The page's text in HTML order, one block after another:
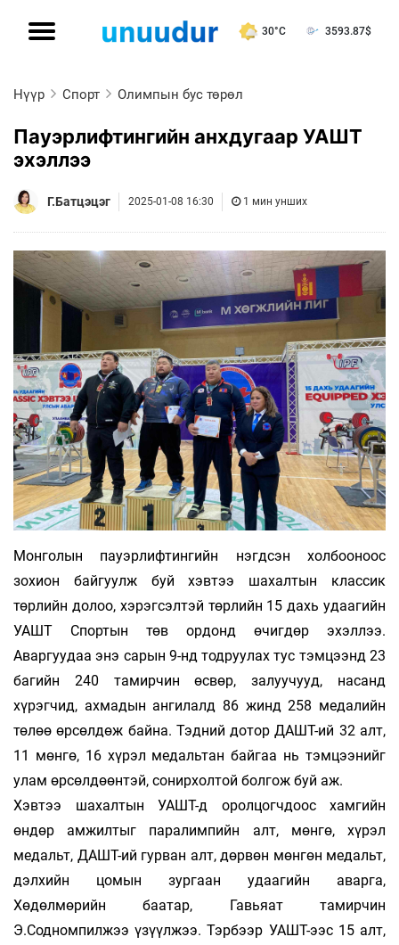
30°C 3593.87$
Нүүр Спорт Олимпын бус төрөл
Пауэрлифтингийн анхдугаар УАШТ
эхэллээ
Г.Батцэцэг 2025-01-08 16:30 1 мин унших
Монголын пауэрлифтингийн нэгдсэн холбооноос
зохион бай­гуулж буй хэвтээ шахалтын классик
төрлийн долоо, хэрэгсэлтэй төрлийн 15 дахь удаагийн
УАШТ Спортын төв ордонд өчигдөр эхэллээ.
Аваргуудаа энэ сарын 9-нд тодруулах тус тэмцээнд 23
багийн 240 тамирчин өсвөр, залуучууд, насанд
хүрэгчид, ахмадын ангилалд 86 жинд 258 медалийн
төлөө өрсөлдөж байна. Тэдний дотор ДАШТ-ий 32 алт,
11 мөнгө, 16 хүрэл медальтан байгаа нь тэмцээнийг
улам өрсөлдөөнтэй, сонирхолтой болгож буй аж.
Хэвтээ шахалтын УАШТ-д оролцогчдоос хамгийн
өндөр ам­жилтыг паралимпийн алт, мөнгө, хүрэл
медальт, ДАШТ-ий гурван алт, дөрвөн мөнгөн медальт,
дэлхийн цомын зургаан удаагийн авар­га,
Хөдөлмөрийн баатар, Гавьяат тамирчин
Э.Содномпилжээ үзүүл­жээ. Тэрбээр УАШТ-ээс 15 алт,